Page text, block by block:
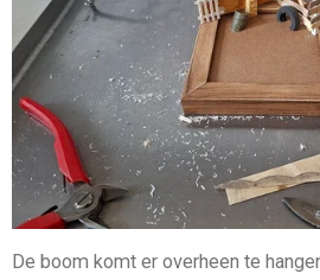
De boom komt er overheen te